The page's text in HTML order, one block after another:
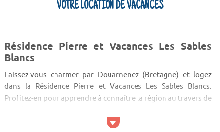
VOTRE LOCATION DE VACANCES
Résidence Pierre et Vacances Les Sables
Blancs
Laissez-vous charmer par Douarnenez (Bretagne) et logez
dans la Résidence Pierre et Vacances Les Sables Blancs.
Profitez-en pour apprendre à connaître la région au travers de